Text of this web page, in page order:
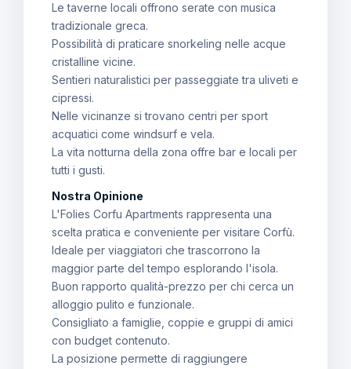
Le taverne locali offrono serate con musica
tradizionale greca.
Possibilità di praticare snorkeling nelle acque
cristalline vicine.
Sentieri naturalistici per passeggiate tra uliveti e
cipressi.
Nelle vicinanze si trovano centri per sport
acquatici come windsurf e vela.
La vita notturna della zona offre bar e locali per
tutti i gusti.
Nostra Opinione
L'Folies Corfu Apartments rappresenta una
scelta pratica e conveniente per visitare Corfù.
Ideale per viaggiatori che trascorrono la
maggior parte del tempo esplorando l'isola.
Buon rapporto qualità-prezzo per chi cerca un
alloggio pulito e funzionale.
Consigliato a famiglie, coppie e gruppi di amici
con budget contenuto.
La posizione permette di raggiungere